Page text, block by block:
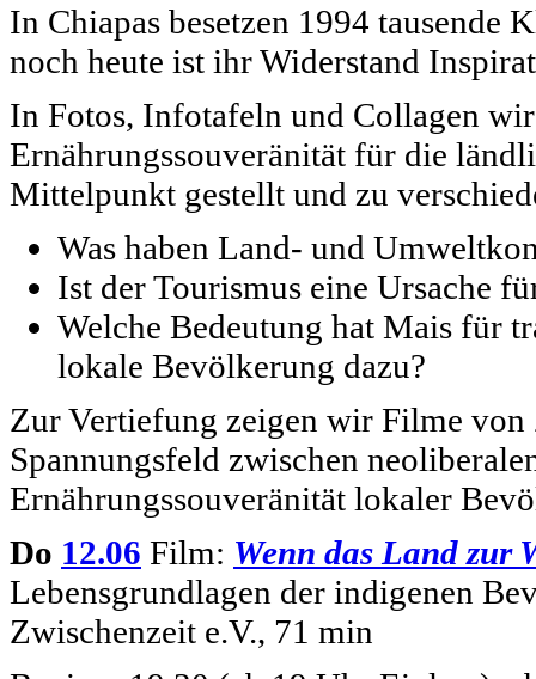
In Chiapas besetzen 1994 tausende
noch heute ist ihr Widerstand
In Fotos, Infotafeln und Collagen
Ernährungssouveränität für die
Mittelpunkt gestellt und zu
Was haben Land- und
Ist der Tourismus eine Ursache
Welche Bedeutung hat Mais für
lokale Bevölkerung dazu?
Zur Vertiefung zeigen wir Filme von
Spannungsfeld zwischen
Ernährungssouveränität lokaler
Do 12.06 Film: Wenn das Land zur
Lebensgrundlagen der indigenen
Zwischenzeit e.V., 71 min